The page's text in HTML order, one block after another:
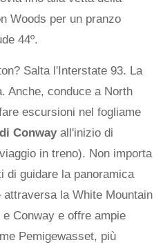
Woods per un pranzo
44º.
Salta l'Interstate 93. La
Anche, conduce a North
escursioni nel fogliame
Conway all'inizio di
in treno). Non importa
di guidare la panoramica
attraversa la White Mountain
Conway e offre ampie
Pemigewasset, più